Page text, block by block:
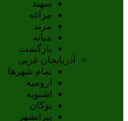
سهند
مراغه
مرند
ميانه
بازگشت
آذربایجان غربی
تمام شهر‌ها
اروميه
اشنويه
بوکان
پيرانشهر